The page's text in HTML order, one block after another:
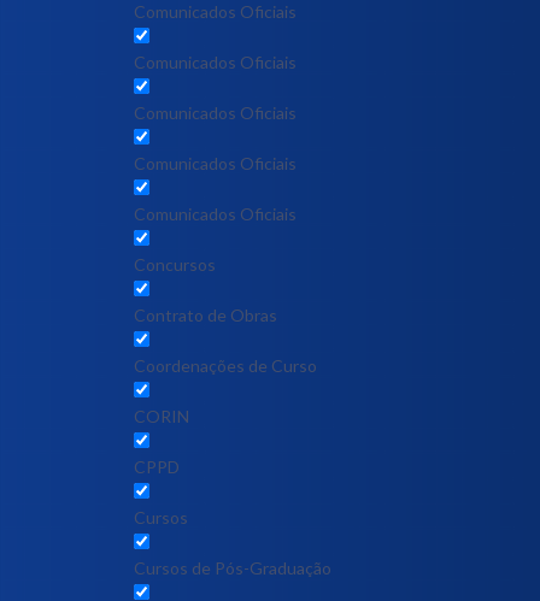
Comunicados Oficiais
Comunicados Oficiais
Comunicados Oficiais
Comunicados Oficiais
Comunicados Oficiais
Concursos
Contrato de Obras
Coordenações de Curso
CORIN
CPPD
Cursos
Cursos de Pós-Graduação